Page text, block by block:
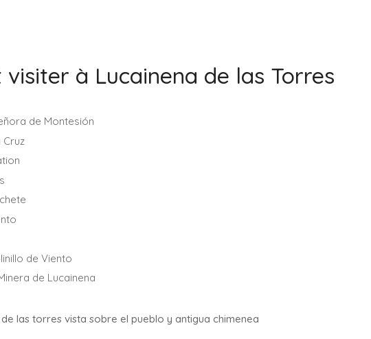
à Lucainena de las Torres
de Montesión
Cruz
de Viento
de Lucainena